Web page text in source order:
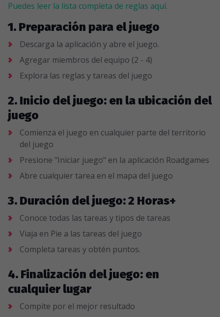
Puedes leer la lista completa de reglas aquí.
1. Preparación para el juego
Descarga la aplicación y abre el juego.
Agregar miembros del equipo (2 - 4)
Explora las reglas y tareas del juego
2. Inicio del juego: en la ubicación del
juego
Comienza el juego en cualquier parte del territorio
del juego
Presione "Iniciar juego" en la aplicación Roadgames
Abre cualquier tarea en el mapa del juego
3. Duración del juego: 2 Horas+
Conoce todas las tareas y tipos de tareas
Viaja en Pie a las tareas del juego
Completa tareas y obtén puntos.
4. Finalización del juego: en
cualquier lugar
Compite por el mejor resultado